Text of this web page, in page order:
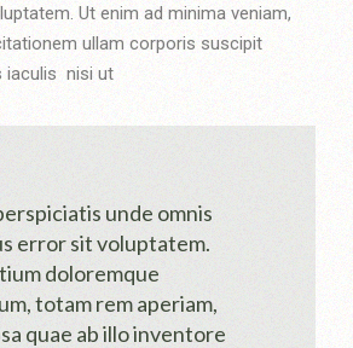
Ut enim ad minima veniam,
ullam corporis suscipit
iaculis nisi ut
unde omnis
error sit voluptatem.
doloremque
totam rem aperiam,
quae ab illo inventore